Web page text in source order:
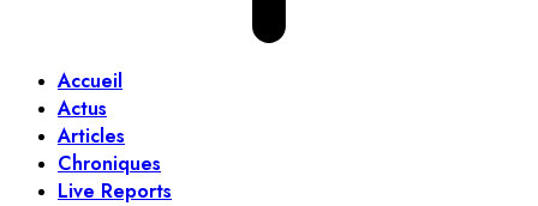
Accueil
Actus
Articles
Chroniques
Live Reports